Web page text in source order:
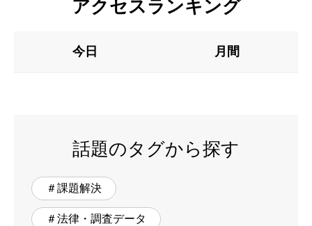
アクセスランキング
今日 月間
話題のタグから探す
＃課題解決
＃法律・調査データ